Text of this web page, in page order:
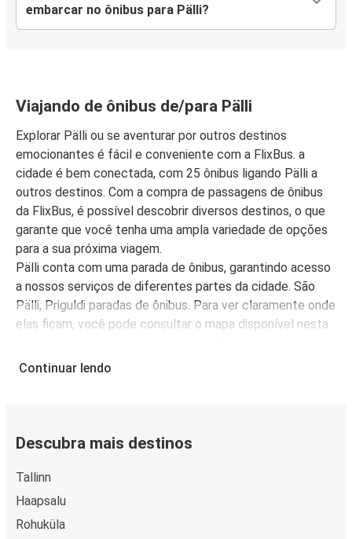
embarcar no ônibus para Pälli?
Viajando de ônibus de/para Pälli
Explorar Pälli ou se aventurar por outros destinos
emocionantes é fácil e conveniente com a FlixBus. a
cidade é bem conectada, com 25 ônibus ligando Pälli a
outros destinos. Com a compra de passagens de ônibus
da FlixBus, é possível descobrir diversos destinos, o que
garante que você tenha uma ampla variedade de opções
para a sua próxima viagem.
Pälli conta com uma parada de ônibus, garantindo acesso
a nossos serviços de diferentes partes da cidade. São
Pälli, Priguldi paradas de ônibus. Para ver claramente onde
elas ficam, você pode consultar o mapa disponível nesta
Continuar lendo
Descubra mais destinos
Tallinn
Haapsalu
Rohuküla